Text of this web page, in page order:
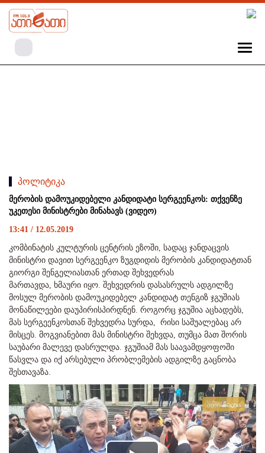
პოლიტიკა
მერობის დამოუკიდებელი კანდიდატი სერგეენკოს: თქვენზე
უკეთესი მინისტრები მინახავს (ვიდეო)
13:41 / 12.05.2019
კომბინატის კულტურის ცენტრის ეზოში, სადაც ჯანდაცვის
მინისტრი დავით სერგეენკო ზუგდიდის მერობის კანდიდატთან
გიორგი შენგელიასთან ერთად შეხვედრას
მართავდა, ხმაური იყო. შეხვედრის დასასრულს ადგილზე
მოსულ მერობის დამოუკიდებელ კანდიდატ თენგიზ ჯგუშიას
მონაწილეები დაუპირისპირდნენ. როგორც ჯგუშია აცხადებს,
მას სერგეენკოსთან შეხვედრა სურდა, რისი საშუალებაც არ
მისცეს. მოგვიანებით მას მინისტრი შეხვდა, თუმცა მათ შორის
საუბარი მალევე დასრულდა. ჯგუშიამ მას საავამდყოფოში
წასვლა და იქ არსებული პრობლემების ადგილზე გაცნობა
შესთავაზა.